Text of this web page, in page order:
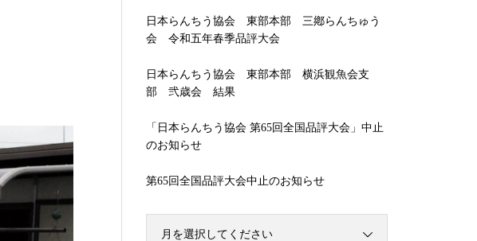
日本らんちう協会 東部本部 三鄕らんちゅう
会 令和五年春季品評大会
日本らんちう協会 東部本部 横浜観魚会支
部 弐歳会 結果
「日本らんちう協会 第65回全国品評大会」中止
のお知らせ
第65回全国品評大会中止のお知らせ
月を選択してください